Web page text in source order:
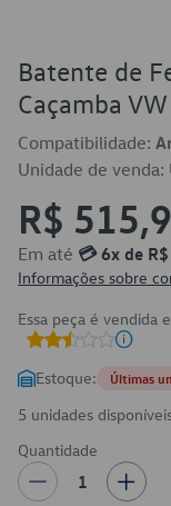
Batente de
Caçamba
Compatibilidade:
Unidade de venda:
R$
Em até 💳 6x de
Informações sobre
Essa peça é vendida
Estoque: Últimas
5 unidades
Quantidade
1